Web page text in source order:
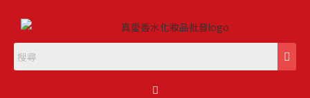
購